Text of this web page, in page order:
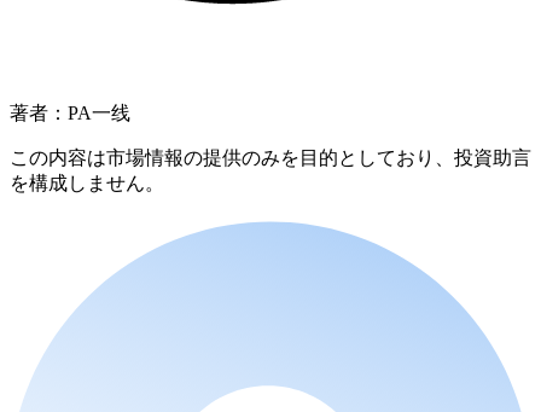
著者：PA一线
この内容は市場情報の提供のみを目的としており、投資助言
を構成しません。